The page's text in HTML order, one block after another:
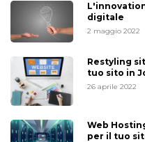
digitale
2 maggio 2022
Restyling
tuo sito in
26 aprile 2022
Web
per il tuo